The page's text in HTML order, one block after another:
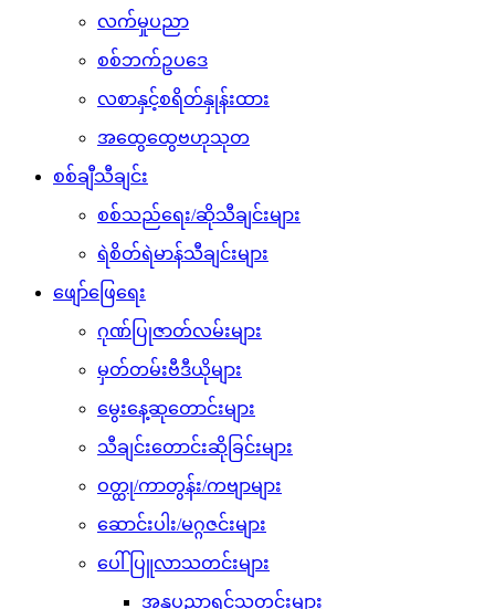
အထွေထွေဗဟုသုတ
စစ်ချီသီချင်း
စစ်သည်ရေး/ဆိုသီချင်းများ
ရဲစိတ်ရဲမာန်သီချင်းများ
ဖျော်ဖြေရေး
ဂုဏ်ပြုဇာတ်လမ်းများ
မှတ်တမ်းဗီဒီယိုများ
မွေးနေ့ဆုတောင်းများ
သီချင်းတောင်းဆိုခြင်းများ
ဝတ္ထု/ကာတွန်း/ကဗျာများ
ဆောင်းပါး/မဂ္ဂဇင်းများ
ပေါ်ပြူလာသတင်းများ
အနုပညာရှင်သတင်းများ
ထူးထူးခြားခြား Facebook သတင်းများ
သဇင် FM Radio
Tiktok ဆယ်လီများ